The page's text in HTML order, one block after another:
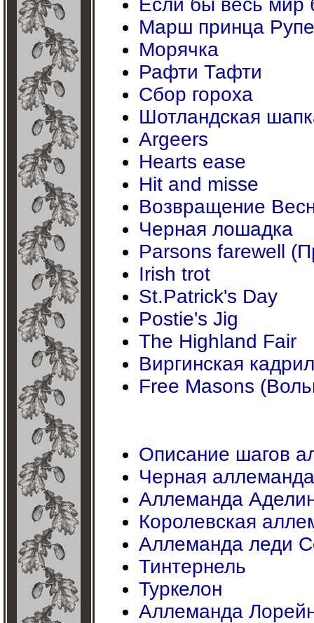
Если бы весь мир
Марш принца
Морячка
Рафти Тафти
Сбор гороха
Шотландская
Argeers
Hearts ease
Hit and misse
Возвращение
Черная лошадка
Parsons farewell
Irish trot
St.Patrick's Day
Postie's Jig
The Highland Fair
Виргинская
Free Masons
Описание шагов
Черная аллеманда
Аллеманда
Королевская
Аллеманда леди
Тинтернель
Туркелон
Аллеманда